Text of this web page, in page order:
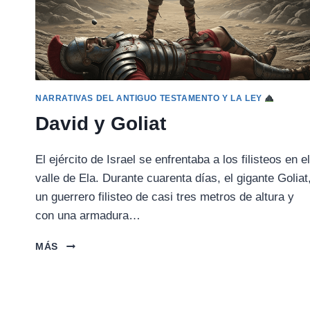
NARRATIVAS DEL ANTIGUO TESTAMENTO Y LA LEY
David y Goliat
El ejército de Israel se enfrentaba a los filisteos en el
valle de Ela. Durante cuarenta días, el gigante
un guerrero filisteo de casi tres metros de altura y
con una armadura…
MÁS
DAVID